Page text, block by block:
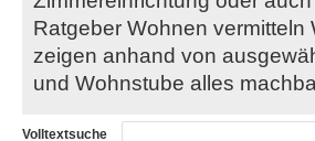
Ratgeber Wohnen
zeigen anhand von
und Wohnstube alles
Volltextsuche